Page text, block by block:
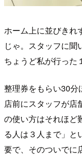
ホーム上に並びきれ
じゃ。スタッフに聞
ちょうど私が行った
整理券をもらい30分
店前にスタッフが店
の使い方はそれほど
る人は３人まで」と
要で、そのついでに